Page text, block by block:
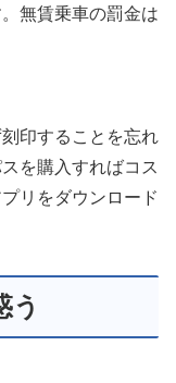
無賃乗車の罰金は
印することを忘れ
を購入すればコス
リをダウンロード
う